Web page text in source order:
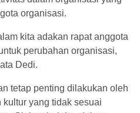
organisasi.
kita adakan rapat anggota
perubahan organisasi,
Dedi.
tetap penting dilakukan oleh
yang tidak sesuai